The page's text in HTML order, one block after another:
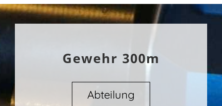
Gewehr 300m
Abteilung